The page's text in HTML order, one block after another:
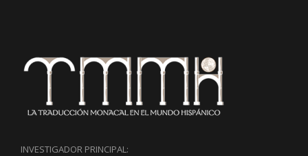
INVESTIGADOR PRINCIPAL: